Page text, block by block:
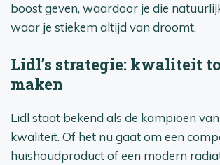
boost geven, waardoor je die
waar je stiekem altijd van droomt.
Lidl’s strategie: kwaliteit
maken
Lidl staat bekend als de kampioen
kwaliteit. Of het nu gaat om een
huishoudproduct of een modern